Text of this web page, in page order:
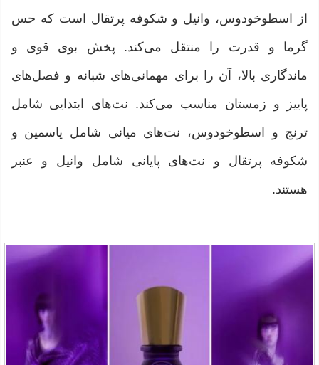
از اسطوخودوس، وانیل و شکوفه پرتقال است که حس
گرما و قدرت را منتقل می‌کند. پخش بوی قوی و
ماندگاری بالا، آن را برای مهمانی‌های شبانه و فصل‌های
پاییز و زمستان مناسب می‌کند. نت‌های ابتدایی شامل
ترنج و اسطوخودوس، نت‌های میانی شامل یاسمین و
شکوفه پرتقال و نت‌های پایانی شامل وانیل و عنبر
هستند.